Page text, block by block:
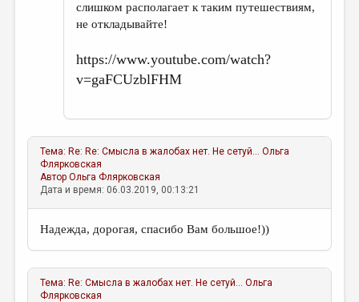
слишком располагает к таким путешествиям,
не откладывайте!
https://www.youtube.com/watch?
v=gaFCUzblFHM
Тема: Re: Re: Смысла в жалобах нет. Не сетуй... Ольга
Флярковская
АвторОльга Флярковская
Дата и время: 06.03.2019, 00:13:21
Надежда, дорогая, спасибо Вам большое!))
Тема: Re: Смысла в жалобах нет. Не сетуй... Ольга
Флярковская